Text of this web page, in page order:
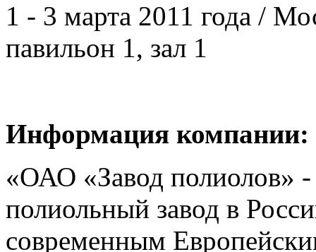
1 - 3 марта 2011 года /
павильон 1, зал 1
Информация компании:
«ОАО «Завод полиолов»
полиольный завод в
современным